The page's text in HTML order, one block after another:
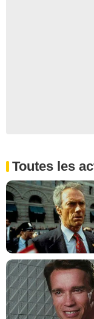
Toutes les